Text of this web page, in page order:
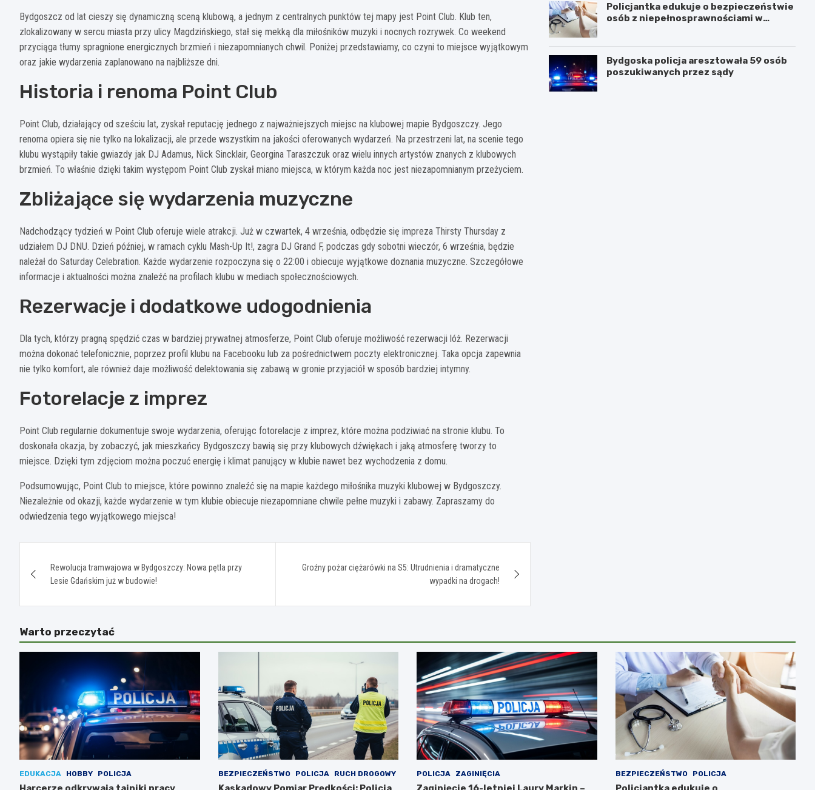
Bydgoszcz od lat cieszy się dynamiczną sceną klubową, a jednym z centralnych punktów tej mapy jest Point Club. Klub ten,
zlokalizowany w sercu miasta przy ulicy Magdzińskiego, stał się mekką dla miłośników muzyki i nocnych rozrywek. Co weekend
przyciąga tłumy spragnione energicznych brzmień i niezapomnianych chwil. Poniżej przedstawiamy, co czyni to miejsce wyjątkowym
oraz jakie wydarzenia zaplanowano na najbliższe dni.
Historia i renoma Point Club
Point Club, działający od sześciu lat, zyskał reputację jednego z najważniejszych miejsc na klubowej mapie Bydgoszczy. Jego
renoma opiera się nie tylko na lokalizacji, ale przede wszystkim na jakości oferowanych wydarzeń. Na przestrzeni lat, na scenie tego
klubu wystąpiły takie gwiazdy jak DJ Adamus, Nick Sincklair, Georgina Taraszczuk oraz wielu innych artystów znanych z klubowych
brzmień. To właśnie dzięki takim występom Point Club zyskał miano miejsca, w którym każda noc jest niezapomnianym przeżyciem.
Zbliżające się wydarzenia muzyczne
Nadchodzący tydzień w Point Club oferuje wiele atrakcji. Już w czwartek, 4 września, odbędzie się impreza Thirsty Thursday z
udziałem DJ DNU. Dzień później, w ramach cyklu Mash-Up It!, zagra DJ Grand F, podczas gdy sobotni wieczór, 6 września, będzie
należał do Saturday Celebration. Każde wydarzenie rozpoczyna się o 22:00 i obiecuje wyjątkowe doznania muzyczne. Szczegółowe
informacje i aktualności można znaleźć na profilach klubu w mediach społecznościowych.
Rezerwacje i dodatkowe udogodnienia
Dla tych, którzy pragną spędzić czas w bardziej prywatnej atmosferze, Point Club oferuje możliwość rezerwacji lóż. Rezerwacji
można dokonać telefonicznie, poprzez profil klubu na Facebooku lub za pośrednictwem poczty elektronicznej. Taka opcja zapewnia
nie tylko komfort, ale również daje możliwość delektowania się zabawą w gronie przyjaciół w sposób bardziej intymny.
Fotorelacje z imprez
Point Club regularnie dokumentuje swoje wydarzenia, oferując fotorelacje z imprez, które można podziwiać na stronie klubu. To
doskonała okazja, by zobaczyć, jak mieszkańcy Bydgoszczy bawią się przy klubowych dźwiękach i jaką atmosferę tworzy to
miejsce. Dzięki tym zdjęciom można poczuć energię i klimat panujący w klubie nawet bez wychodzenia z domu.
Podsumowując, Point Club to miejsce, które powinno znaleźć się na mapie każdego miłośnika muzyki klubowej w Bydgoszczy.
Niezależnie od okazji, każde wydarzenie w tym klubie obiecuje niezapomniane chwile pełne muzyki i zabawy. Zapraszamy do
odwiedzenia tego wyjątkowego miejsca!
wpisuRewolucja tramwajowa w Bydgoszczy: Nowa pętla przy
Lesie Gdańskim już w budowie!
Groźny pożar ciężarówki na S5: Utrudnienia i dramatyczne
wypadki na drogach!
Policjantka edukuje o bezpieczeństwie
osób z niepełnosprawnościami w
Bydgoska policja aresztowała 59 osób
poszukiwanych przez sądy
Warto przeczytać
EDUKACJA HOBBY POLICJA BEZPIECZEŃSTWO POLICJA RUCH DROGOWY POLICJA ZAGINIĘCIA BEZPIECZEŃSTWO POLICJA